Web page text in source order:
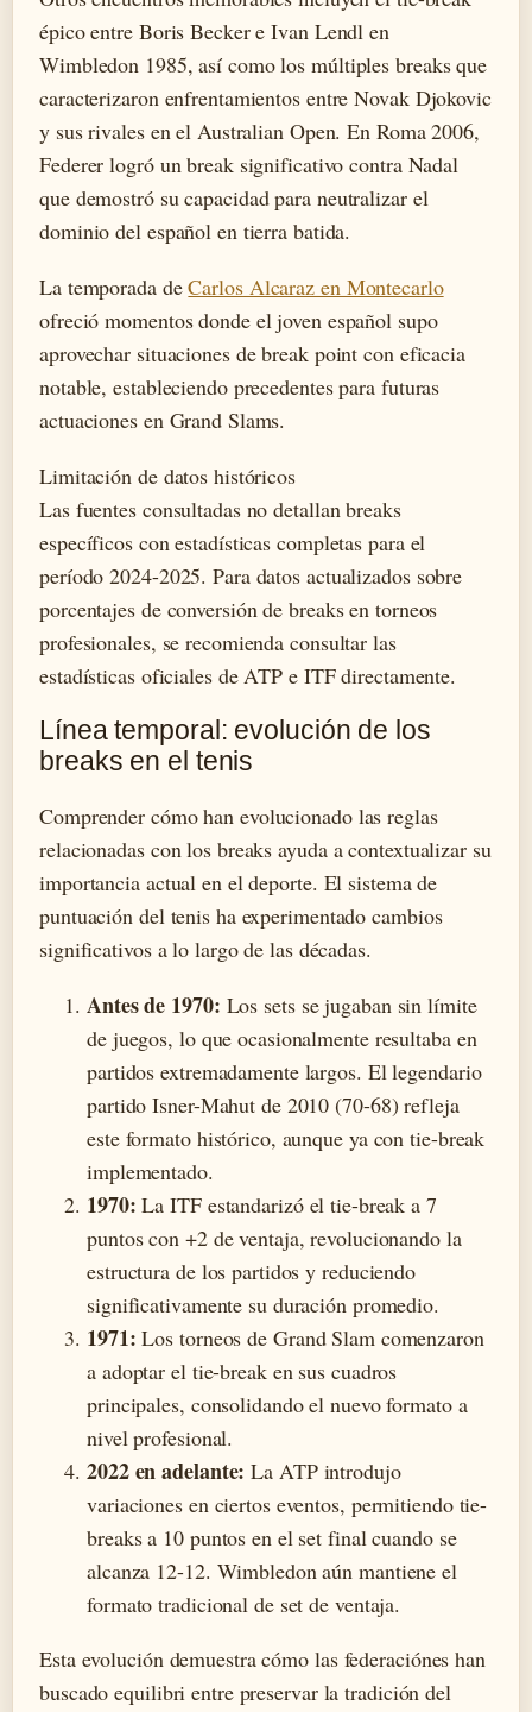
épico entre Boris Becker e Ivan Lendl en
Wimbledon 1985, así como los múltiples breaks que
caracterizaron enfrentamientos entre Novak Djokovic
y sus rivales en el Australian Open. En Roma 2006,
Federer logró un break significativo contra Nadal
que demostró su capacidad para neutralizar el
dominio del español en tierra batida.
La temporada deCarlos Alcaraz en Montecarlo
ofreció momentos donde el joven español supo
aprovechar situaciones de break point con eficacia
notable, estableciendo precedentes para futuras
actuaciones en Grand Slams.
Limitación de datos históricos
Las fuentes consultadas no detallan breaks
específicos con estadísticas completas para el
período 2024-2025. Para datos actualizados sobre
porcentajes de conversión de breaks en torneos
profesionales, se recomienda consultar las
estadísticas oficiales de ATP e ITF directamente.
Línea temporal: evolución de los
breaks en el tenis
Comprender cómo han evolucionado las reglas
relacionadas con los breaks ayuda a contextualizar su
importancia actual en el deporte. El sistema de
puntuación del tenis ha experimentado cambios
significativos a lo largo de las décadas.
Antes de 1970: Los sets se jugaban sin límite
de juegos, lo que ocasionalmente resultaba en
partidos extremadamente largos. El legendario
partido Isner-Mahut de 2010 (70-68) refleja
este formato histórico, aunque ya con tie-break
implementado.
1970: La ITF estandarizó el tie-break a 7
puntos con +2 de ventaja, revolucionando la
estructura de los partidos y reduciendo
significativamente su duración promedio.
1971: Los torneos de Grand Slam comenzaron
a adoptar el tie-break en sus cuadros
principales, consolidando el nuevo formato a
nivel profesional.
2022 en adelante: La ATP introdujo
variaciones en ciertos eventos, permitiendo tie-
breaks a 10 puntos en el set final cuando se
alcanza 12-12. Wimbledon aún mantiene el
formato tradicional de set de ventaja.
Esta evolución demuestra cómo las federaciónes han
buscado equilibri entre preservar la tradición del